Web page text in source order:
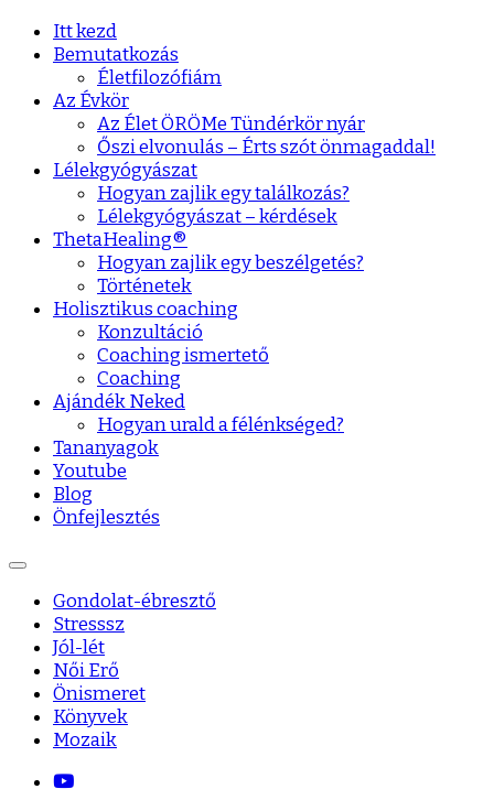
Itt kezd
Bemutatkozás
Életfilozófiám
Az Évkör
Az Élet ÖRÖMe Tündérkör nyár
Őszi elvonulás – Érts szót önmagaddal!
Lélekgyógyászat
Hogyan zajlik egy találkozás?
Lélekgyógyászat – kérdések
ThetaHealing®
Hogyan zajlik egy beszélgetés?
Történetek
Holisztikus coaching
Konzultáció
Coaching ismertető
Coaching
Ajándék Neked
Hogyan urald a félénkséged?
Tananyagok
Youtube
Blog
Önfejlesztés
Gondolat-ébresztő
Stresssz
Jól-lét
Női Erő
Önismeret
Könyvek
Mozaik